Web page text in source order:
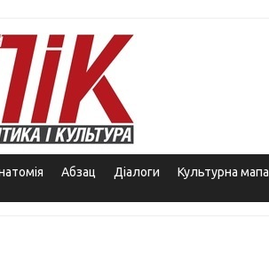
Абзац Діалоги Культурна мапа